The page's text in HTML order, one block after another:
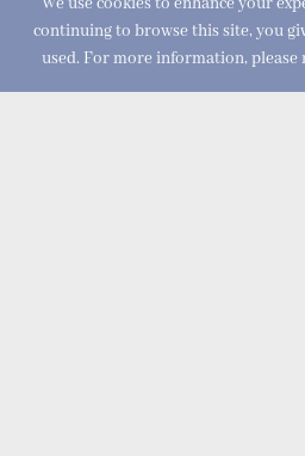
continuing to browse this site, you
used. For more information, please
LankaPay (පෞද්ගලික) සමාගම, ‘The
මාවත, කොළඹ 00700, ශ්‍රී ලංකාව.
පොදු ඇමතුම් අංකය